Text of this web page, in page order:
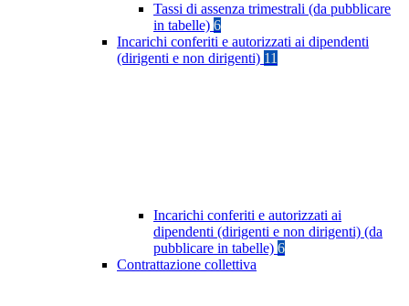
Tassi di assenza trimestrali (da pubblicare
in tabelle) 6
Incarichi conferiti e autorizzati ai dipendenti
(dirigenti e non dirigenti) 11
Incarichi conferiti e autorizzati ai
dipendenti (dirigenti e non dirigenti) (da
pubblicare in tabelle) 6
Contrattazione collettiva